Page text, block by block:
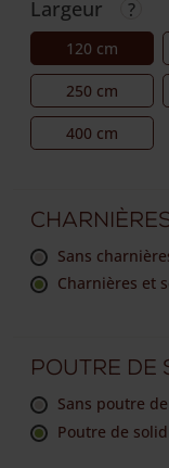
Largeur
120 cm
250 cm
400 cm
sans
Charnières et
Poutre de
sans poutre
Poutre de